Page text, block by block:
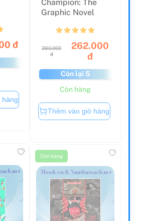
đ
hàng
Graphic Novel
đ
262.000
đ
Còn lại 5
Còn hàng
Thêm vào giỏ hàng
Còn hàng